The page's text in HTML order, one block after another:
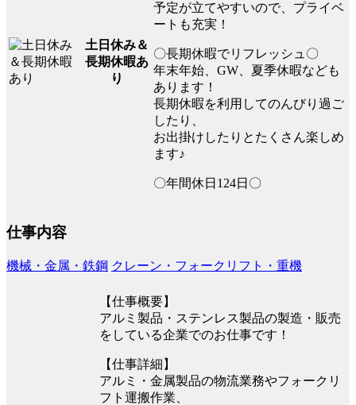
土日休み＆
長期休暇あ
り
予定が立てやすいので、プライベ
ートも充実！
〇長期休暇でリフレッシュ〇
年末年始、GW、夏季休暇なども
あります！
長期休暇を利用してのんびり過ご
したり、
お出掛けしたりとたくさん楽しめ
ます♪
〇年間休日124日〇
仕事内容
機械・金属・鉄鋼 クレーン・フォークリフト・重機
【仕事概要】
アルミ製品・ステンレス製品の製造・販売
をしている企業でのお仕事です！
【仕事詳細】
アルミ・金属製品の物流業務やフォークリ
フト運搬作業、